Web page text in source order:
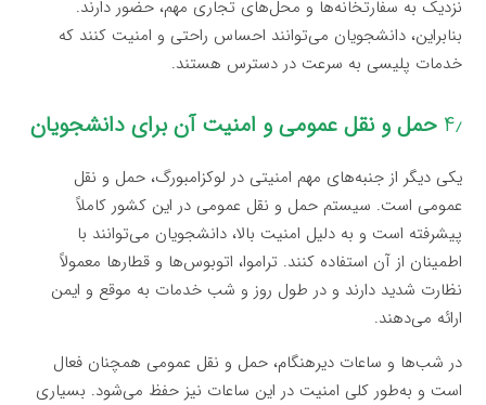
نزدیک به سفارتخانه‌ها و محل‌های تجاری مهم، حضور دارند.
بنابراین، دانشجویان می‌توانند احساس راحتی و امنیت کنند که
خدمات پلیسی به سرعت در دسترس هستند.
۴٫ حمل و نقل عمومی و امنیت آن برای دانشجویان
یکی دیگر از جنبه‌های مهم امنیتی در لوکزامبورگ، حمل و نقل
عمومی است. سیستم حمل و نقل عمومی در این کشور کاملاً
پیشرفته است و به دلیل امنیت بالا، دانشجویان می‌توانند با
اطمینان از آن استفاده کنند. تراموا، اتوبوس‌ها و قطارها معمولاً
نظارت شدید دارند و در طول روز و شب خدمات به موقع و ایمن
ارائه می‌دهند.
در شب‌ها و ساعات دیرهنگام، حمل و نقل عمومی همچنان فعال
است و به‌طور کلی امنیت در این ساعات نیز حفظ می‌شود. بسیاری